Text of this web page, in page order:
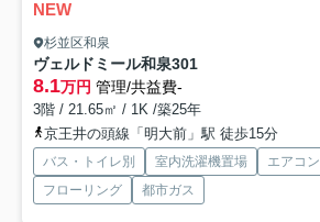
NEW
杉並区和泉
ヴェルドミール和泉301
8.1万円 管理/共益費-
3階 / 21.65㎡ / 1K /築25年
京王井の頭線「明大前」駅 徒歩15分
バス・トイレ別 室内洗濯機置場 エアコン
フローリング
都市ガス